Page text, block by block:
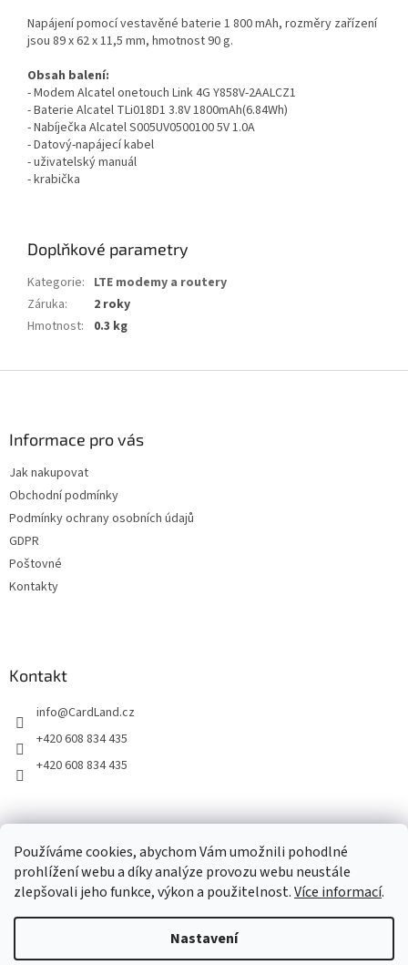
Používáme cookies, abychom Vám umožnili pohodlné
prohlížení webu a díky analýze provozu webu neustále
zlepšovali jeho funkce, výkon a použitelnost.Více informací.
Nastavení
Napájení pomocí vestavěné baterie 1 800 mAh, rozměry zařízení
jsou 89 x 62 x 11,5 mm, hmotnost 90 g.
Obsah balení:
- Modem Alcatel onetouch Link 4G Y858V-2AALCZ1
- Baterie Alcatel TLi018D1 3.8V 1800mAh(6.84Wh)
- Nabíječka Alcatel S005UV0500100 5V 1.0A
- Datový-napájecí kabel
- uživatelský manuál
- krabička
Doplňkové parametry
Kategorie: LTE modemy a routery
Záruka:
2 roky
Hmotnost: 0.3 kg
Informace pro vás
Jak nakupovat
Obchodní podmínky
Podmínky ochrany osobních údajů
GDPR
Poštovné
Kontakty
Kontakt
info@CardLand.cz
+420 608 834 435
+420 608 834 435